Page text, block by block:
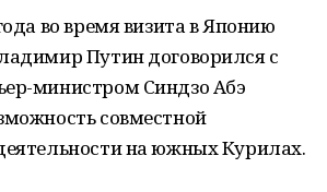
во время визита в Японию
Путин договорился с
министром Синдзо Абэ
совместной
на южных Курилах.